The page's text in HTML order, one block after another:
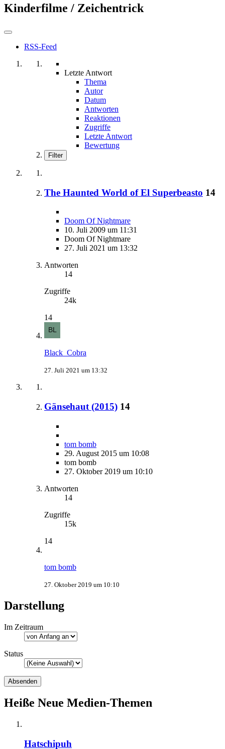
Kinderfilme / Zeichentrick
RSS-Feed
Letzte Antwort
Thema
Autor
Datum
Antworten
Reaktionen
Zugriffe
Letzte Antwort
Bewertung
Filter
The Haunted World of El Superbeasto 14
Doom Of Nightmare
10. Juli 2009 um 11:31
Doom Of Nightmare
27. Juli 2021 um 13:32
Antworten
14
Zugriffe
24k
14
Black_Cobra
27. Juli 2021 um 13:32
Gänsehaut (2015) 14
tom bomb
29. August 2015 um 10:08
tom bomb
27. Oktober 2019 um 10:10
Antworten
14
Zugriffe
15k
14
tom bomb
27. Oktober 2019 um 10:10
Darstellung
Im Zeitraum
Status
Heiße Neue Medien-Themen
Hatschipuh